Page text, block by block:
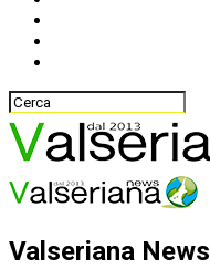
Valseriana News